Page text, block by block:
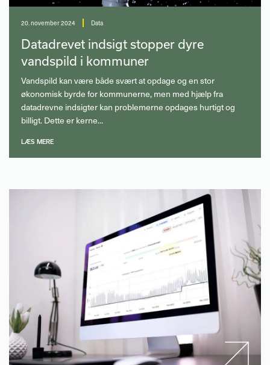
20. november 2024 Data
Datadrevet indsigt stopper dyre
vandspild i kommuner
Vandspild kan være både svært at opdage og en stor
økonomisk byrde for kommunerne, men med hjælp fra
datadrevne indsigter kan problemerne opdages hurtigt og
billigt. Dette er kerne...
LÆS MERE